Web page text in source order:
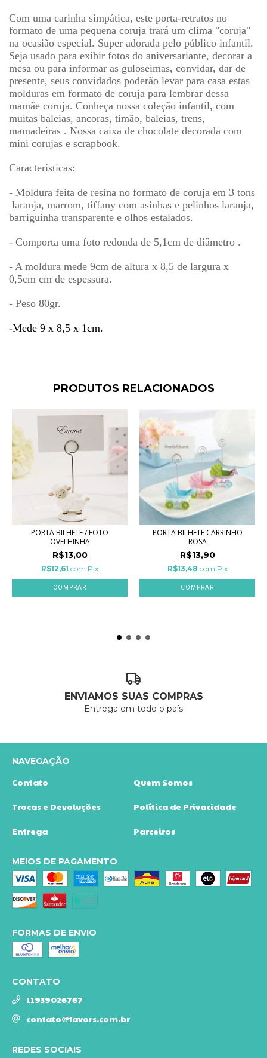
Com uma carinha simpática, este porta-retratos no
formato de uma pequena coruja trará um clima "coruja"
na ocasião especial. Super adorada pelo público infantil.
Seja usado para exibir fotos do aniversariante, decorar a
mesa ou para informar as guloseimas, convidar, dar de
presente, seus convidados poderão levar para casa estas
molduras em formato de coruja para lembrar dessa
mamãe coruja. Conheça nossa coleção infantil, com
muitas baleias, ancoras, timão, baleias, trens,
mamadeiras . Nossa caixa de chocolate decorada com
mini corujas e scrapbook.
Características:
- Moldura feita de resina no formato de coruja em 3 tons
laranja, marrom, tiffany com asinhas e pelinhos laranja,
barriguinha transparente e olhos estalados.
- Comporta uma foto redonda de 5,1cm de diâmetro .
- A moldura mede 9cm de altura x 8,5 de largura x
0,5cm cm de espessura.
- Peso 80gr.
-Mede 9 x 8,5 x 1cm.
PRODUTOS RELACIONADOS
PORTA BILHETE / FOTO
OVELHINHA
R$13,00
R$12,61 com Pix
PORTA BILHETE CARRINHO
ROSA
R$13,90
R$13,48 com Pix
ENVIAMOS SUAS COMPRAS
Entrega em todo o país
NAVEGAÇÃO
Contato Quem Somos
Trocas e Devoluções Política de Privacidade
Entrega Parceiros
MEIOS DE PAGAMENTO
FORMAS DE ENVIO
CONTATO
11939026767
contato@favors.com.br
REDES SOCIAIS